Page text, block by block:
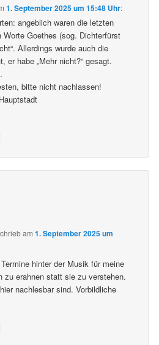
1. September 2025 um 15:48 Uhr:
angeblich waren die letzten
Worte Goethes (sog. Dichterfürst
Allerdings wurde auch die
er habe „Mehr nicht?“ gesagt.
bitte nicht nachlassen!
am1. September 2025 um
hinter der Musik für meine
zu erahnen statt sie zu verstehen.
nachlesbar sind. Vorbildliche